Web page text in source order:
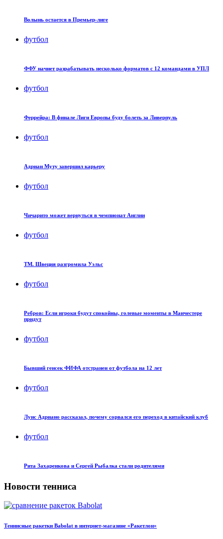
Волынь остается в Премьер-лиге
футбол
ФФУ начнет разрабатывать несколько форматов с 12 командами в УПЛ
футбол
Феррейра: В финале Лиги Европы буду болеть за Ливерпуль
футбол
Адриан Муту завершил карьеру
футбол
Чичарито может вернуться в чемпионат Англии
футбол
ТМ. Швеция разгромила Уэльс
футбол
Ребров: Если игроки будут спокойны, голевые моменты в Манчестере
придут
футбол
Бывший генсек ФИФА отстранен от футбола на 12 лет
футбол
Луис Адриано рассказал, почему сорвался его переход в китайский клуб
футбол
Рита Захаренкова и Сергей Рыбалка стали родителями
Новости тенниса
Теннисные ракетки Babolat в интернет-магазине «Ракетлон»